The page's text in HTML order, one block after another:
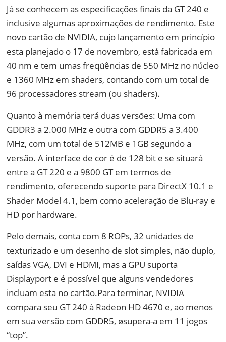
Já se conhecem as especificações finais da GT 240 e
inclusive algumas aproximações de rendimento. Este
novo cartão de NVIDIA, cujo lançamento em princípio
esta planejado o 17 de novembro, está fabricada em
40 nm e tem umas freqüências de 550 MHz no núcleo
e 1360 MHz em shaders, contando com um total de
96 processadores stream (ou shaders).
Quanto à memória terá duas versões: Uma com
GDDR3 a 2.000 MHz e outra com GDDR5 a 3.400
MHz, com um total de 512MB e 1GB segundo a
versão. A interface de cor é de 128 bit e se situará
entre a GT 220 e a 9800 GT em termos de
rendimento, oferecendo suporte para DirectX 10.1 e
Shader Model 4.1, bem como aceleração de Blu-ray e
HD por hardware.
Pelo demais, conta com 8 ROPs, 32 unidades de
texturizado e um desenho de slot simples, não duplo,
saídas VGA, DVI e HDMI, mas a GPU suporta
Displayport e é possível que alguns vendedores
incluam esta no cartão.Para terminar, NVIDIA
compara seu GT 240 à Radeon HD 4670 e, ao menos
em sua versão com GDDR5, øsupera-a em 11 jogos
“top”.